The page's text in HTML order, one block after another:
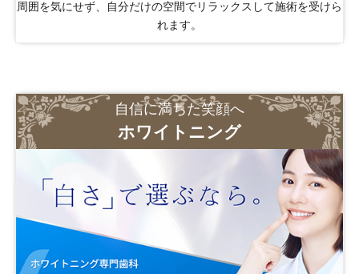
周囲を気にせず、自分だけの空間でリラックスして施術を受けら
れます。
自信に満ちた笑顔へ
ホワイトニング